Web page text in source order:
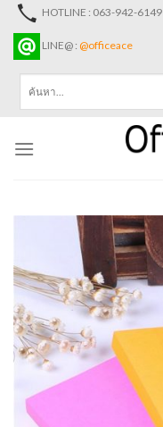
Skip
content
HOTLINE : 063-942-6149
LINE@ : @officeace